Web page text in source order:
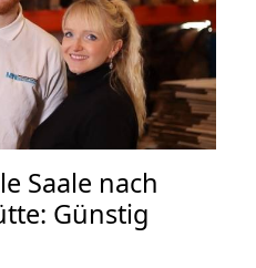
Saale nach
Günstig